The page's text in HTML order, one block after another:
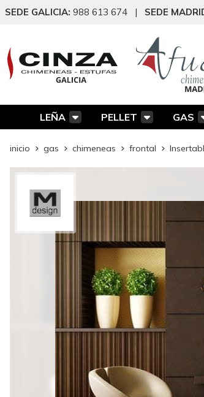
SEDE GALICIA: 988 613 674 | SEDE
LEÑA PELLET GAS
inicio gas chimeneas frontal